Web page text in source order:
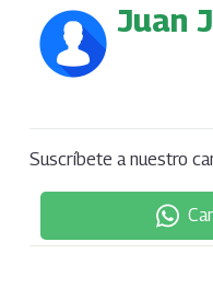
Juan
Suscríbete a nuestro